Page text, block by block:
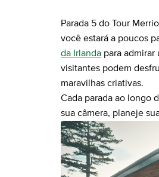
Parada 5 do Tour
você estará a poucos
da Irlanda para admirar
visitantes podem
maravilhas criativas.
Cada parada ao longo
sua câmera, planeje